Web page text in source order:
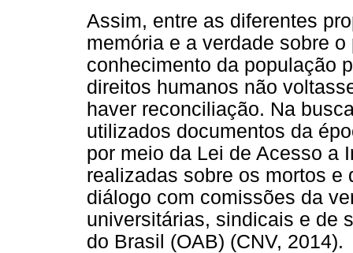
Assim, entre as diferentes
memória e a verdade sobre
conhecimento da população
direitos humanos não
haver reconciliação. Na
utilizados documentos da
por meio da Lei de Acesso a
realizadas sobre os mortos e
diálogo com comissões da
universitárias, sindicais e de
do Brasil (OAB) (CNV, 2014).